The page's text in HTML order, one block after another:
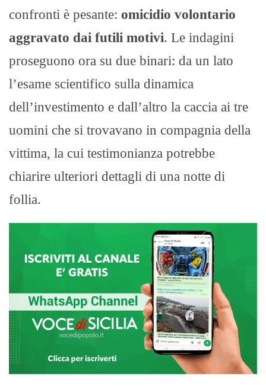
confronti è pesante: omicidio volontario
aggravato dai futili motivi. Le indagini
proseguono ora su due binari: da un lato
l’esame scientifico sulla dinamica
dell’investimento e dall’altro la caccia ai tre
uomini che si trovavano in compagnia della
vittima, la cui testimonianza potrebbe
chiarire ulteriori dettagli di una notte di
follia.